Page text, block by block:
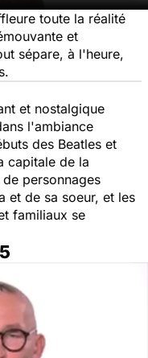
toute la réalité
et
sépare, à l'heure,
et nostalgique
l'ambiance
des Beatles et
capitale de la
personnages
et de sa soeur, et les
familiaux se